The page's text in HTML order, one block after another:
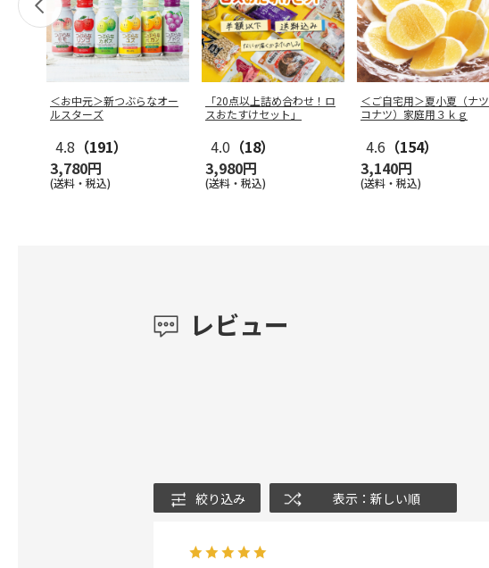
＜お中元＞新つぶらなオー
ルスターズ
4.8 （191）
3,780円
(送料・税込)
「20点以上詰め合わせ！ロ
スおたすけセット」
4.0 （18）
3,980円
(送料・税込)
＜ご自宅用＞夏小夏（ナツ
コナツ）家庭用３ｋｇ
4.6 （154）
3,140円
(送料・税込)
レビュー
絞り込み 表示：新しい順